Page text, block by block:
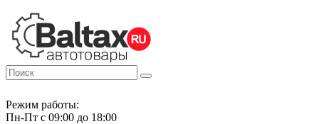
Режим работы:
Пн-Пт с 09:00 до 18:00